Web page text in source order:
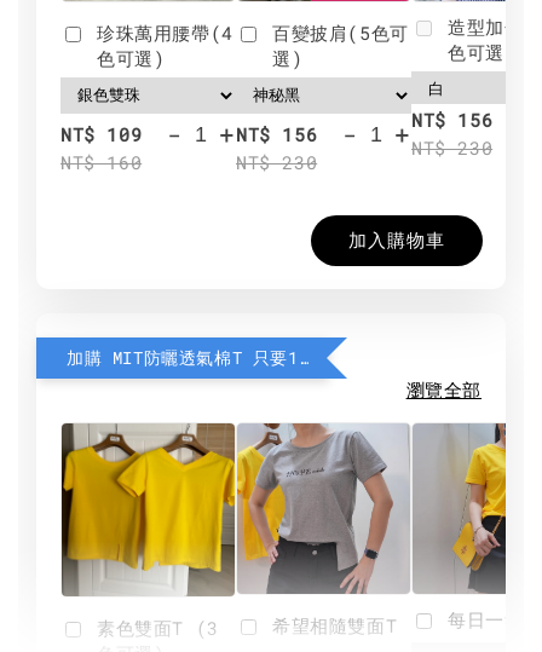
珍珠萬用腰帶(4
色可選)
NT$ 109
NT$ 160
- +
百變披肩(5色可
選)
NT$ 156
NT$ 230
- +
造型加分
色可選)
NT$ 156
NT$ 230
加入購物車
加購 MIT防曬透氣棉T 只要190元
瀏覽全部
素色雙面T (3
希望相隨雙面T 每日一笑